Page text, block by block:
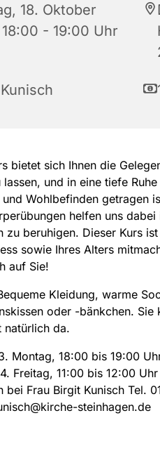
18. Oktober
- 19:00 Uhr
bietet sich Ihnen die
lassen, und in eine tiefe
und Wohlbefinden getragen
helfen uns
zu beruhigen. Dieser Kurs
sowie Ihres Alters
auf Sie!
Kleidung, warme
oder -bänkchen. Sie
natürlich da.
Montag, 18:00 bis 19:00
Freitag, 11:00 bis 12:00 Uhr
bei Frau Birgit Kunisch Tel.
steinhagen.de